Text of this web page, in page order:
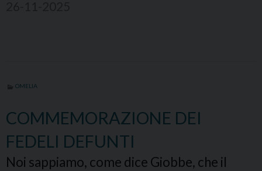
OMELIA
COMMEMORAZIONE DEI
FEDELI DEFUNTI
Noi sappiamo, come dice Giobbe, che il